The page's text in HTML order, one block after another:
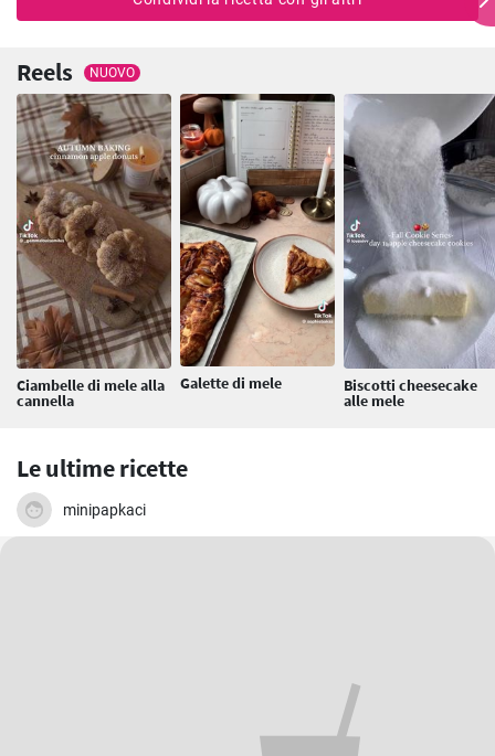
Reels NUOVO
Ciambelle di mele alla
cannella
Galette di mele Biscotti cheesecake
alle mele
Le ultime ricette
minipapkaci